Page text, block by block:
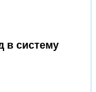
в систему